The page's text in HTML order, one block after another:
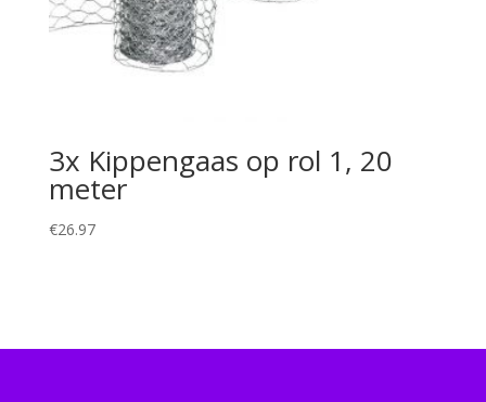
3x Kippengaas op rol 1, 20
meter
€26.97